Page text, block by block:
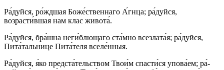
Ра́­дуй­ся, ро́жд­шая Бо­же́ст­вен­на­го А́гнца; ра́­дуй­ся,
возрасти́вшая нам клас жи­во­та́.
Ра́­дуй­ся, бра́шна неги́блющаго ста́мно всезлата́я; ра́­дуй­ся,
Пита́тальнице Пита́теля вселе́нныя.
Ра́­дуй­ся, я́ко пред­ста́­тель­ством Тво­и́м спас­ти́­ся упо­ва́­ем; ра́­